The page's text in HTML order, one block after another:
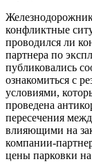
конфликтные
проводился ли
партнера по
публиковались
ознакомиться с
условиями,
проведена
пересечения
влияющими на
компании-
цены парковки на